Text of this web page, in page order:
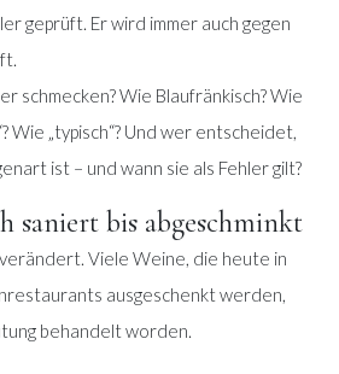
geprüft. Er wird immer auch gegen
schmecken? Wie Blaufränkisch? Wie
Wie „typisch“? Und wer entscheidet,
ist – und wann sie als Fehler gilt?
saniert bis abgeschminkt
Viele Weine, die heute in
ausgeschenkt werden,
behandelt worden.